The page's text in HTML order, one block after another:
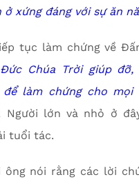
ở xứng đáng với sự ăn
tục làm chứng về
Chúa Trời giúp
để làm chứng cho
Người lớn và nhỏ ở
tuổi tác.
nói rằng các lời